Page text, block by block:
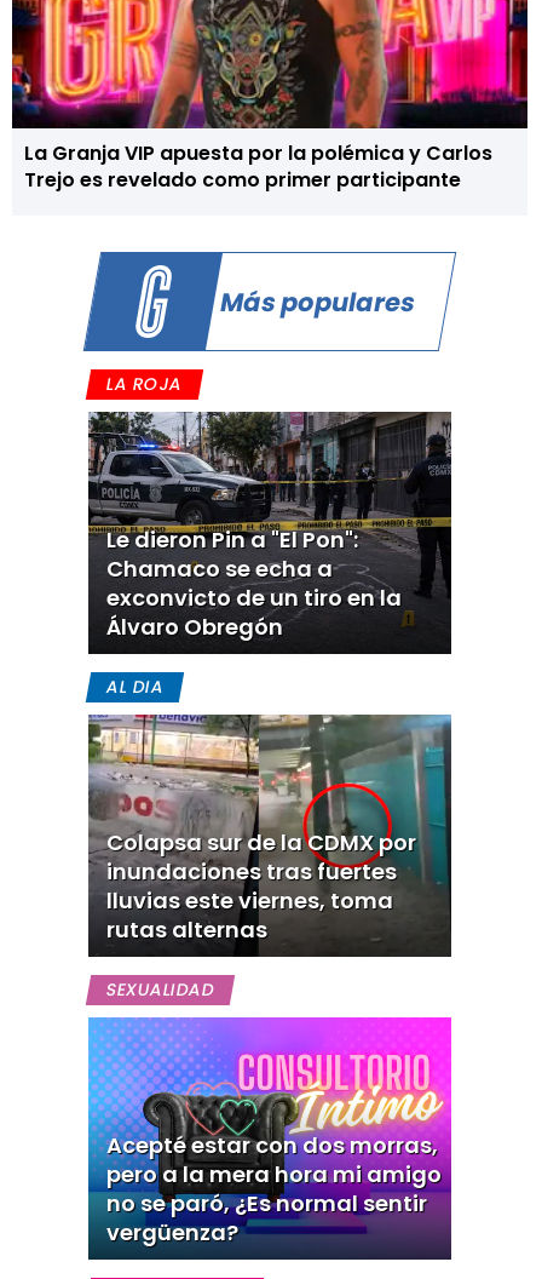
La Granja VIP apuesta por la polémica y Carlos
Trejo es revelado como primer participante
Más populares
LA ROJA
Le dieron Pin a "El Pon":
Chamaco se echa a
exconvicto de un tiro en la
Álvaro Obregón
AL DIA
Colapsa sur de la CDMX por
inundaciones tras fuertes
lluvias este viernes, toma
rutas alternas
SEXUALIDAD
Acepté estar con dos morras,
pero a la mera hora mi amigo
no se paró, ¿Es normal sentir
vergüenza?